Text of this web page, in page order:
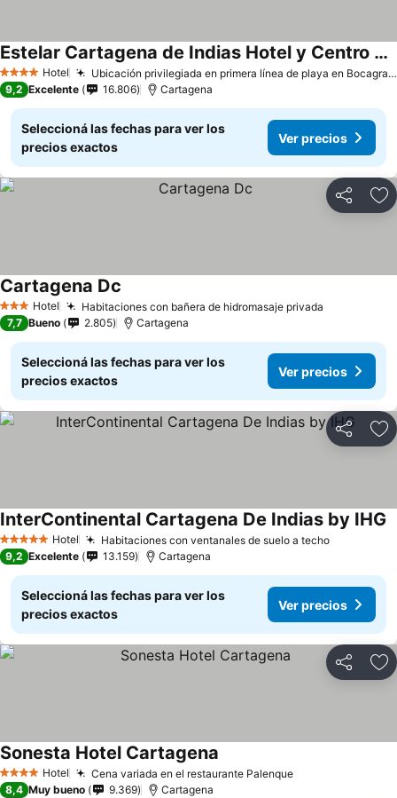
4 EstrellasHotel Ubicación privilegiada en primera línea de playa en Bocagrande
Estelar Cartagena de Indias Hotel y Centro de Convenciones
9,2 Excelente 16.806 Cartagena
Seleccioná las fechas para ver los
precios exactos
Ver precios
Compartir
3 Estrellas
Hotel Habitaciones con bañera de hidromasaje privada
Cartagena Dc
7,7 Bueno 2.805 Cartagena
Seleccioná las fechas para ver los
precios exactos
Ver precios
Compartir
5 Estrellas Hotel Habitaciones con ventanales de suelo a techo
InterContinental Cartagena De Indias by IHG
9,2 Excelente 13.159 Cartagena
Seleccioná las fechas para ver los
precios exactos
Ver precios
Compartir
4 EstrellasHotel Cena variada en el restaurante Palenque
Sonesta Hotel Cartagena
8,4 Muy bueno 9.369 Cartagena